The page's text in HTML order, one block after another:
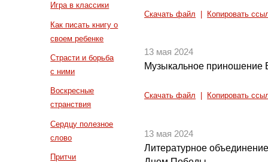
Игра в классики
Как писать книгу о
своем ребенке
Страсти и борьба
с ними
Воскресные
странствия
Сердцу полезное
слово
Притчи
Скачать файл Копировать
13 мая 2024
Музыкальное приношение
Скачать файл Копировать
13 мая 2024
Литературное